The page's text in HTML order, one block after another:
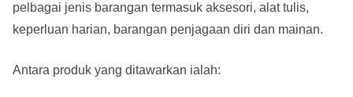
pelbagai jenis barangan termasuk aksesori, alat tulis,
keperluan harian, barangan penjagaan diri dan mainan.
Antara produk yang ditawarkan ialah: